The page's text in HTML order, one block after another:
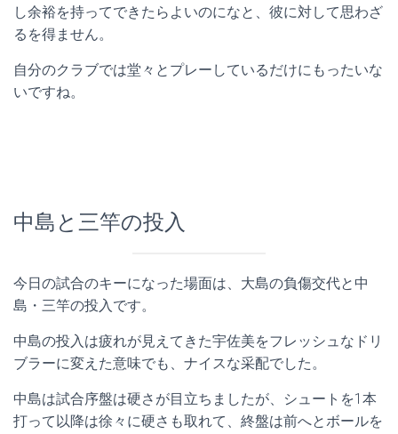
し余裕を持ってできたらよいのになと、彼に対して思わざ
るを得ません。
自分のクラブでは堂々とプレーしているだけにもったいな
いですね。
中島と三竿の投入
今日の試合のキーになった場面は、大島の負傷交代と中
島・三竿の投入です。
中島の投入は疲れが見えてきた宇佐美をフレッシュなドリ
ブラーに変えた意味でも、ナイスな采配でした。
中島は試合序盤は硬さが目立ちましたが、シュートを1本
打って以降は徐々に硬さも取れて、終盤は前へとボールを